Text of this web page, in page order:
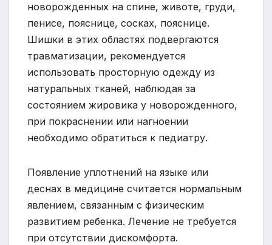
новорожденных на спине, животе, груди,
пенисе, пояснице, сосках, пояснице.
Шишки в этих областях подвергаются
травматизации, рекомендуется
использовать просторную одежду из
натуральных тканей, наблюдая за
состоянием жировика у новорожденного,
при покраснении или нагноении
необходимо обратиться к педиатру.
Появление уплотнений на языке или
деснах в медицине считается нормальным
явлением, связанным с физическим
развитием ребенка. Лечение не требуется
при отсутствии дискомфорта.